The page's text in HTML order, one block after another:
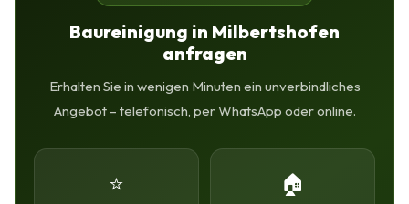
Baureinigung in Milbertshofen
anfragen
Erhalten Sie in wenigen Minuten ein unverbindliches
Angebot – telefonisch, per WhatsApp oder online.
⭐ 🏠